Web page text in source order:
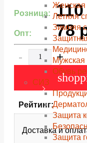
Женская
Летняя
Зимняя
Мужская
Обувь
СИЗ
Защита
Защита
Розница: 110
Опт: 78
- +
Рейтинг:
Доставка и